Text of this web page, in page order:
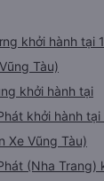
khởi hành tại
Tàu)
khởi hành tại
khởi hành tại
Xe Vũng Tàu)
(Nha Trang)